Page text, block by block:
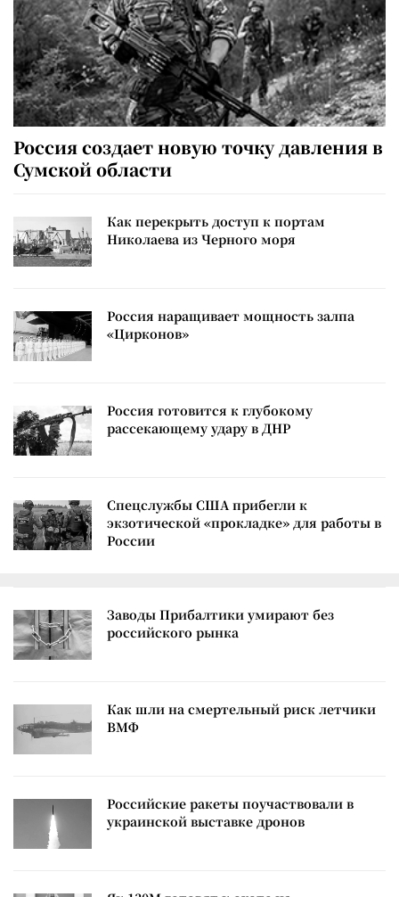
Россия создает новую точку давления в
Сумской области
Как перекрыть доступ к портам
Николаева из Черного моря
Россия наращивает мощность залпа
«Цирконов»
Россия готовится к глубокому
рассекающему удару в ДНР
Спецслужбы США прибегли к
экзотической «прокладке» для работы в
России
Заводы Прибалтики умирают без
российского рынка
Как шли на смертельный риск летчики
ВМФ
Российские ракеты поучаствовали в
украинской выставке дронов